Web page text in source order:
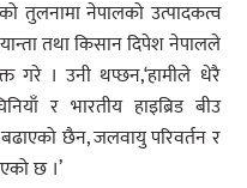
तुलनामा नेपालको उत्पादकत्व
तथा किसान दिपेश नेपालले
गरे । उनी थप्छन,‘हामीले धेरै
र भारतीय हाइब्रिड बीउ
छैन, जलवायु परिवर्तन र
छ ।’